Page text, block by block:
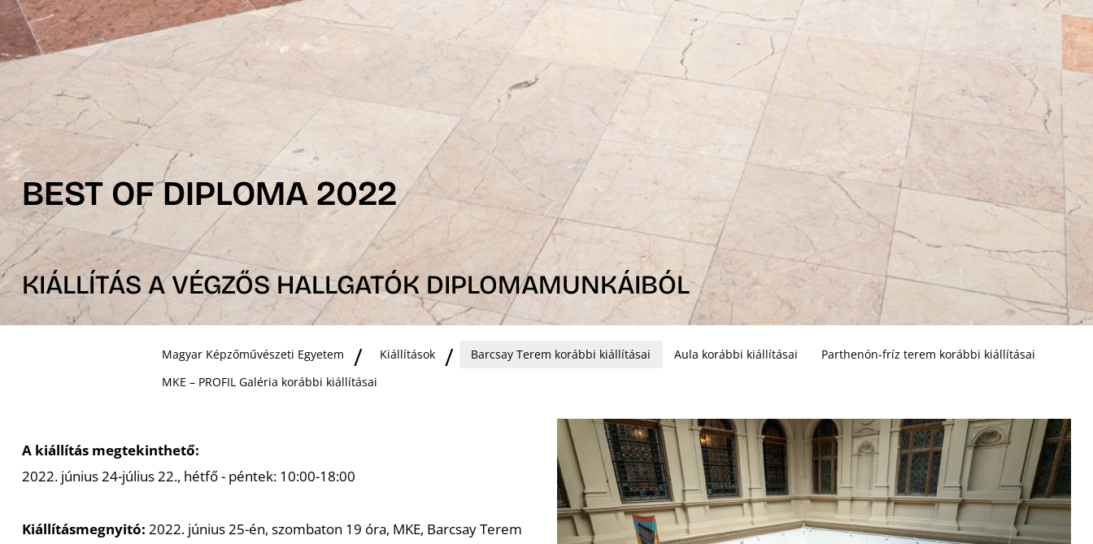
BEST OF DIPLOMA 2022
KIÁLLÍTÁS A VÉGZŐS HALLGATÓK DIPLOMAMUNKÁIBÓL
Magyar Képzőművészeti Egyetem Kiállítások Barcsay Terem korábbi kiállításai Aula korábbi kiállításai
Parthenón-fríz terem korábbi kiállításai
MKE – PROFIL Galéria korábbi kiállításai
A kiállítás megtekinthető:
2022. június 24-július 22., hétfő - péntek: 10:00-18:00
Kiállításmegnyitó: 2022. június 25-én, szombaton 19 óra, MKE, Barcsay Terem